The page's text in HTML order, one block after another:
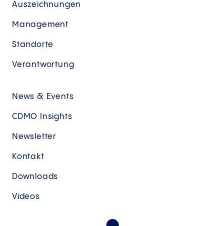
Auszeichnungen
Management
Standorte
Verantwortung
News & Events
CDMO Insights
Newsletter
Kontakt
Downloads
Videos